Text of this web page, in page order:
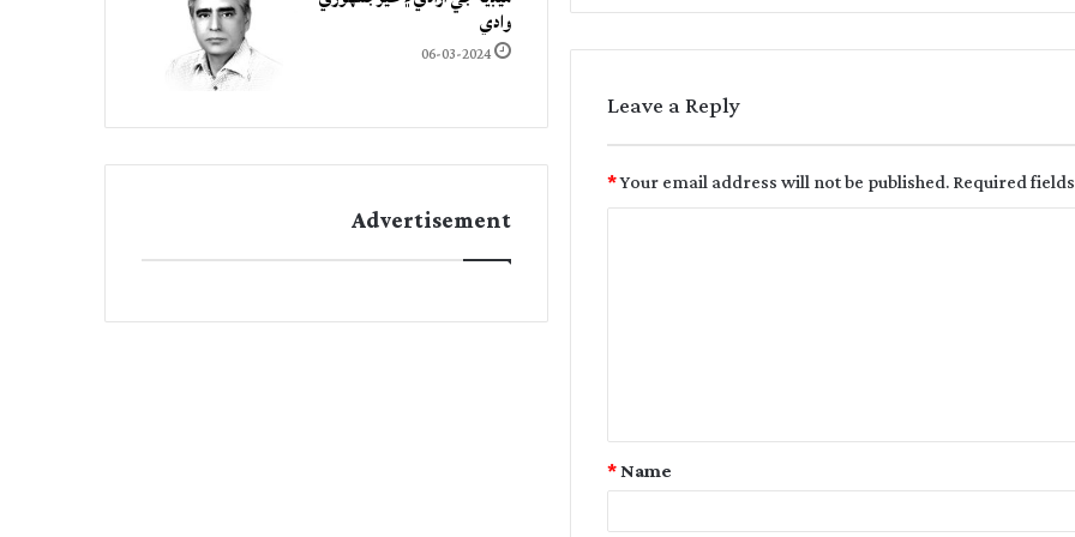
Leave a Reply
Your email address will not be published.Required
*
Name
*
وادي
06-03-2024
Advertisement